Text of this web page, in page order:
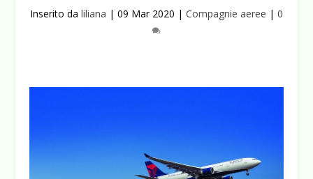
Inserito da liliana | 09 Mar 2020 | Compagnie aeree | 0